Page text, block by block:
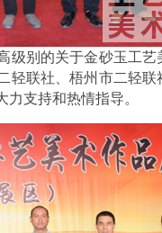
级别的关于金砂玉工
轻联社、梧州市二轻
支持和热情指导。